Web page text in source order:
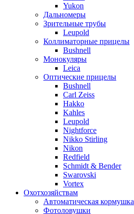
Yukon
Дальномеры
Зрительные трубы
Leupold
Коллиматорные прицелы
Bushnell
Монокуляры
Leica
Оптические прицелы
Bushnell
Carl Zeiss
Hakko
Kahles
Leupold
Nightforce
Nikko Stirling
Nikon
Redfield
Schmidt & Bender
Swarovski
Vortex
Охотхозяйствам
Автоматическая кормушка
Фотоловушки